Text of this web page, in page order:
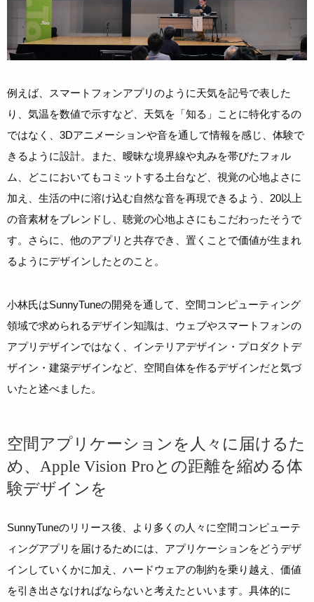
例えば、スマートフォンアプリのように天気を記号で表した
り、気温を数値で示すなど、天気を「知る」ことに特化するの
ではなく、3Dアニメーションや音を通して情報を感じ、体験で
きるように設計。また、曖昧な境界線や丸みを帯びたフォル
ム、どこにおいてもコミットする土台など、視覚の心地よさに
加え、生活の中に溶け込む自然な音を再現できるよう、20以上
の音素材をブレンドし、聴覚の心地よさにもこだわったそうで
す。さらに、他のアプリと共存でき、置くことで価値が生まれ
るようにデザインしたとのこと。
小林氏はSunnyTuneの開発を通して、空間コンピューティング
領域で求められるデザイン知識は、ウェブやスマートフォンの
アプリデザインではなく、インテリアデザイン・プロダクトデ
ザイン・建築デザインなど、空間自体を作るデザインだと気づ
いたと述べました。
空間アプリケーションを人々に届けるた
め、Apple Vision Proとの距離を縮める体
験デザインを
SunnyTuneのリリース後、より多くの人々に空間コンピューテ
ィングアプリを届けるためには、アプリケーションをどうデザ
インしていくかに加え、ハードウェアの制約を乗り越え、価値
を引き出さなければならないと考えたといいます。具体的に